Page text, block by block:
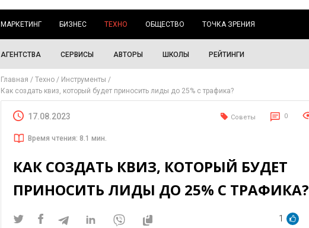
МАРКЕТИНГ БИЗНЕС ТЕХНО ОБЩЕСТВО ТОЧКА ЗРЕНИЯ
АГЕНТСТВА СЕРВИСЫ АВТОРЫ ШКОЛЫ РЕЙТИНГИ
Главная Техно
Инструменты
Как создать квиз, который будет приносить лиды до 25% с трафика?
17.08.2023 Советы 0
Время чтения: 8.1 мин.
КАК СОЗДАТЬ КВИЗ, КОТОРЫЙ БУДЕТ
ПРИНОСИТЬ ЛИДЫ ДО 25% С ТРАФИКА?
1